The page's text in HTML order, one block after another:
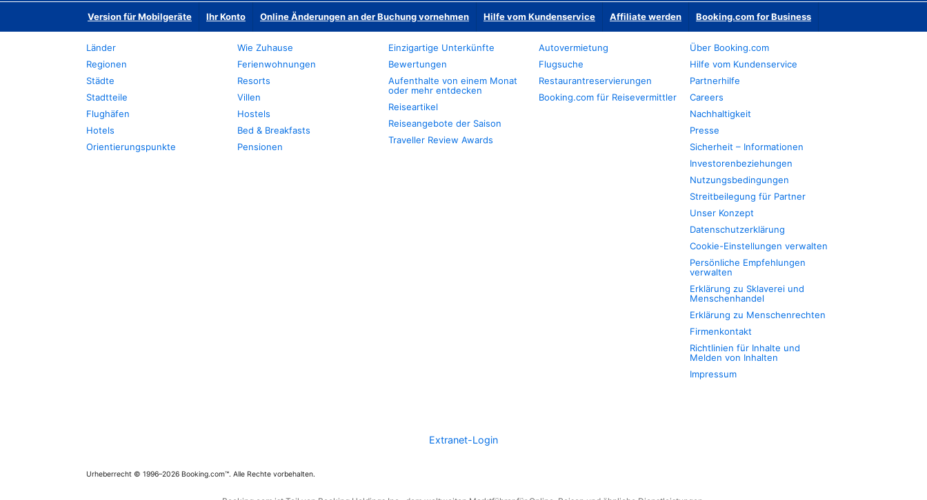
Version für Mobilgeräte Ihr Konto Online Änderungen an der Buchung vornehmen Hilfe vom Kundenservice Affiliate werden Booking.com for Business
Länder
Regionen
Städte
Stadtteile
Flughäfen
Hotels
Orientierungspunkte
Wie Zuhause
Ferienwohnungen
Resorts
Villen
Hostels
Bed & Breakfasts
Pensionen
Einzigartige Unterkünfte
Bewertungen
Aufenthalte von einem Monat
oder mehr entdecken
Reiseartikel
Reiseangebote der Saison
Traveller Review Awards
Autovermietung
Flugsuche
Restaurantreservierungen
Booking.com für Reisevermittler
Über Booking.com
Hilfe vom Kundenservice
Partnerhilfe
Careers
Nachhaltigkeit
Presse
Sicherheit – Informationen
Investorenbeziehungen
Nutzungsbedingungen
Streitbeilegung für Partner
Unser Konzept
Datenschutzerklärung
Cookie-Einstellungen verwalten
Persönliche Empfehlungen
verwalten
Erklärung zu Sklaverei und
Menschenhandel
Erklärung zu Menschenrechten
Firmenkontakt
Richtlinien für Inhalte und
Melden von Inhalten
Impressum
Extranet-Login
Urheberrecht © 1996–2026 Booking.com™. Alle Rechte vorbehalten.